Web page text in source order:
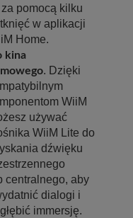
pomocą kilku
w aplikacji
Home.
kina
. Dzięki
WiiM
używać
WiiM Lite do
dźwięku
centralnego, aby
dialogi i
immersję.